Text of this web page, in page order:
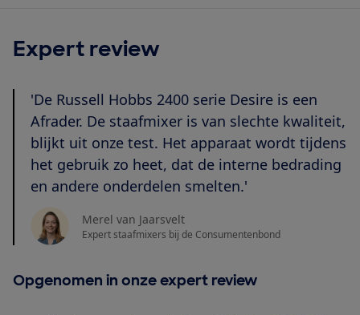
Expert review
'De Russell Hobbs 2400 serie Desire is een
Afrader. De staafmixer is van slechte kwaliteit,
blijkt uit onze test. Het apparaat wordt tijdens
het gebruik zo heet, dat de interne bedrading
en andere onderdelen smelten.'
Merel van Jaarsvelt
Expert staafmixers bij de Consumentenbond
Opgenomen in onze expert review